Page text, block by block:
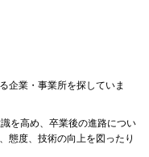
企業・事業所を探していま
を高め、卒業後の進路につい
態度、技術の向上を図ったり